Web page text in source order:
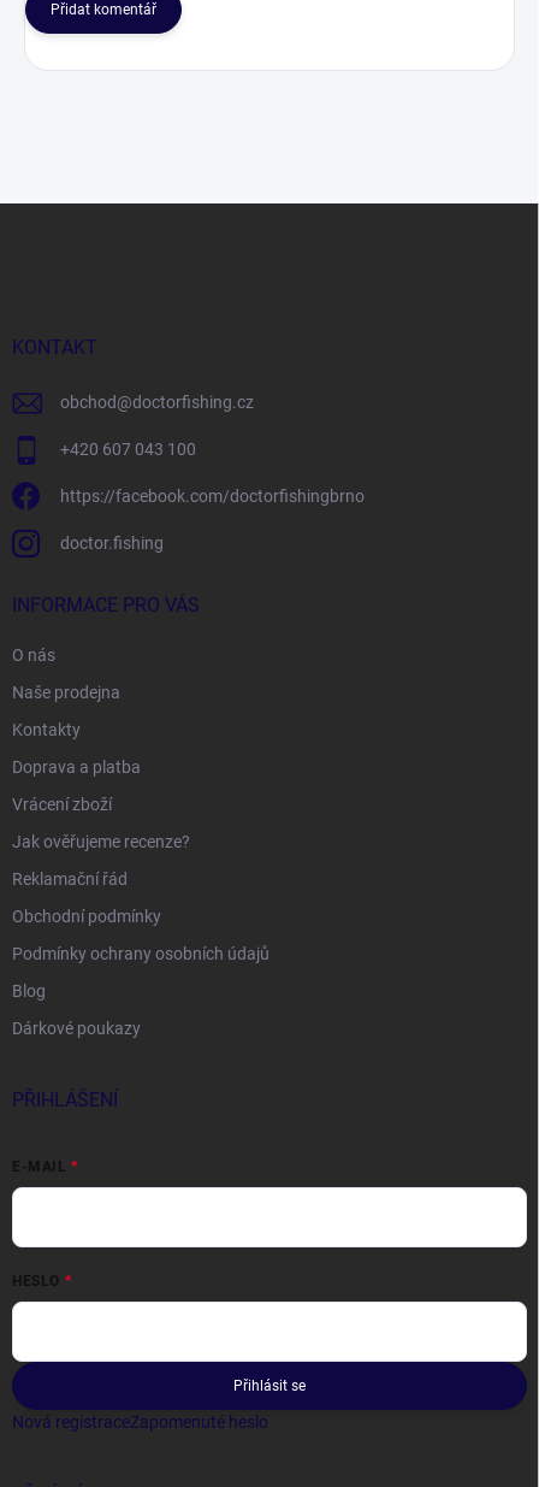
Přidat komentář
KONTAKT
obchod@doctorfishing.cz
+420 607 043 100
https://facebook.com/doctorfishingbrno
doctor.fishing
INFORMACE PRO VÁS
O nás
Naše prodejna
Kontakty
Doprava a platba
Vrácení zboží
Jak ověřujeme recenze?
Reklamační řád
Obchodní podmínky
Podmínky ochrany osobních údajů
Blog
Dárkové poukazy
PŘIHLÁŠENÍ
E-MAIL
HESLO
Přihlásit se
Nová registraceZapomenuté heslo